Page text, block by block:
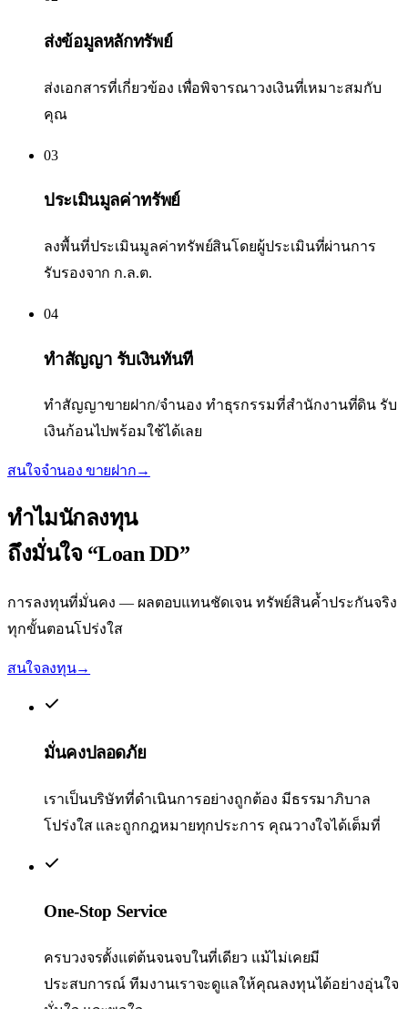
ส่งข้อมูลหลักทรัพย์
ส่งเอกสารที่เกี่ยวข้อง เพื่อพิจารณาวงเงินที่เหมาะสมกับ
คุณ
03
ประเมินมูลค่าทรัพย์
ลงพื้นที่ประเมินมูลค่าทรัพย์สินโดยผู้ประเมินที่ผ่านการ
รับรองจาก ก.ล.ต.
04
ทำสัญญา รับเงินทันที
ทำสัญญาขายฝาก/จำนอง ทำธุรกรรมที่สำนักงานที่ดิน รับ
เงินก้อนไปพร้อมใช้ได้เลย
สนใจจำนอง ขายฝาก→
ทำไมนักลงทุน
ถึงมั่นใจ “Loan DD”
การลงทุนที่มั่นคง — ผลตอบแทนชัดเจน ทรัพย์สินค้ำประกันจริง
ทุกขั้นตอนโปร่งใส
สนใจลงทุน→
มั่นคงปลอดภัย
เราเป็นบริษัทที่ดำเนินการอย่างถูกต้อง มีธรรมาภิบาล
โปร่งใส และถูกกฎหมายทุกประการ คุณวางใจได้เต็มที่
One-Stop Service
ครบวงจรตั้งแต่ต้นจนจบในที่เดียว แม้ไม่เคยมี
ประสบการณ์ ทีมงานเราจะดูแลให้คุณลงทุนได้อย่างอุ่นใจ